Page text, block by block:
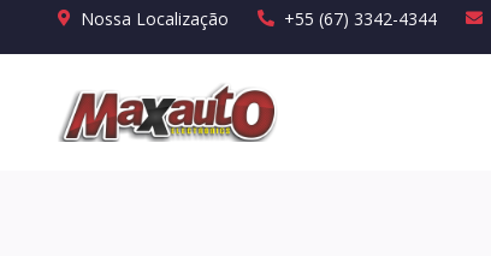
Nossa Localização +55 (67) 3342-4344